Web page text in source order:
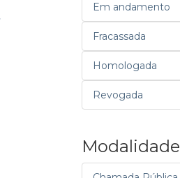
Em andamento
Fracassada
Homologada
Revogada
Modalidade